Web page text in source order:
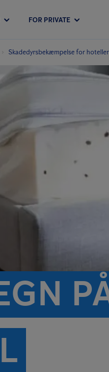
FOR PRIVATE
Skadedyrs­bekæmpelse for hoteller